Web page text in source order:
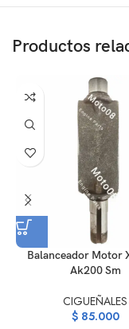
Productos
Balanceador Motor
Ak200 Sm
CIGUEÑALES
$85.000